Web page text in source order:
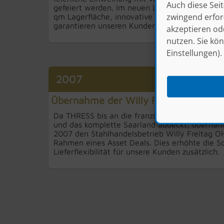
Auch diese
zwingend
akzeptieren
nutzen. Sie
Einstellungen).
gefeiert werden. Im neuen Lager wurden
qm Lagerfläche, innovative Lagertechnik und
garantieren unseren Kunden Schnelligkeit und
Übernahme der Willy Freitag OHG in
2007
Da THRESS bis an die französische Grenze
und das komplette Saarland abdeckt,
2007 den Stahlhandelsbetrieb Willy Freitag
Rahmen eines Asset Deals. Dies erhöhte die
Lieferflexibilität für unsere Kunden zusätzlich.